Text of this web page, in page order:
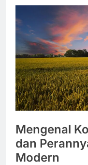
Mengenal
dan
Modern